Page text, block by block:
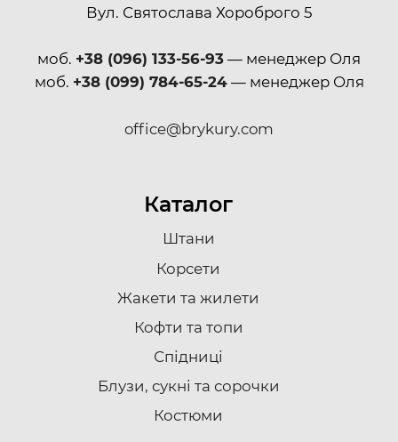
Вул. Святослава Хороброго 5
моб. +38 (096) 133-56-93 — менеджер Оля
моб. +38 (099) 784-65-24— менеджер Оля
office@brykury.com
Каталог
Штани
Корсети
Жакети та жилети
Кофти та топи
Спідниці
Блузи, сукні та сорочки
Костюми